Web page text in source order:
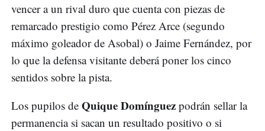
vencer a un rival duro que cuenta con piezas de
remarcado prestigio como Pérez Arce (segundo
máximo goleador de Asobal) o Jaime Fernández, por
lo que la defensa visitante deberá poner los cinco
sentidos sobre la pista.
Los pupilos de Quique Domínguez podrán sellar la
permanencia si sacan un resultado positivo o si